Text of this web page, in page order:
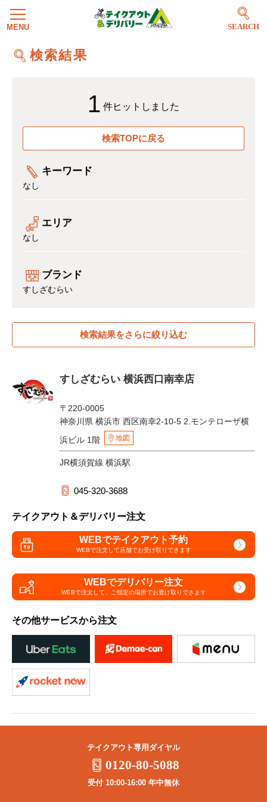
SEARCH
検索結果
1 件ヒットしました
検索TOPに戻る
キーワード
なし
エリア
なし
ブランド
すしざむらい
検索結果をさらに絞り込む
すしざむらい 横浜西口南幸店
〒220-0005
神奈川県 横浜市 西区南幸2-10-5 2.モンテローザ横
浜ビル 1階
地図
JR横須賀線 横浜駅
045-320-3688
テイクアウト＆デリバリー注文
WEBでテイクアウト予約
WEBで注文して店舗でお受け取りできます
WEBでデリバリー注文
WEBで注文して、 ご指定の場所でお受け取りできます
その他サービスから注文
テイクアウト専用ダイヤル
0120-80-5088
受付 10:00-16:00 年中無休